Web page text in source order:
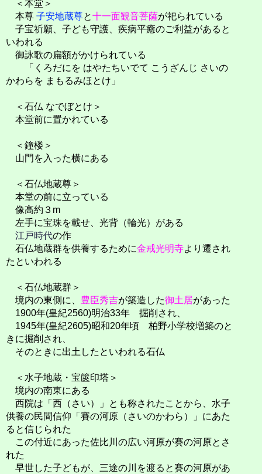
＜本堂＞
本尊 子安地蔵尊と十一面観音菩薩が祀られている
子宝祈願、子ども守護、疾病平癒のご利益があると
いわれる
御詠歌の扁額がかけられている
「くろだにを はやたちいでて こうざんじ さいの
かわらを まもるみほとけ」
＜石仏 なでぼとけ＞
本堂前に置かれている
＜鐘楼＞
山門を入った横にある
＜石仏地蔵尊＞
本堂の前に立っている
像高約３m
左手に宝珠を載せ、光背（輪光）がある
江戸時代の作
石仏地蔵群を供養するために金戒光明寺より遷され
たといわれる
＜石仏地蔵群＞
境内の東側に、 豊臣秀吉が築造した御土居があった
1900年(皇紀2560)明治33年 掘削され、
1945年(皇紀2605)昭和20年頃 柏野小学校増築のと
きに掘削され、
そのときに出土したといわれる石仏
＜水子地蔵・宝篋印塔＞
境内の南東にある
西院は「西（さい）」とも称されたことから、水子
供養の民間信仰「賽の河原（さいのかわら）」にあた
ると信じられた
この付近にあった佐比川の広い河原が賽の河原とさ
れた
早世した子どもが、三途の川を渡ると賽の河原があ